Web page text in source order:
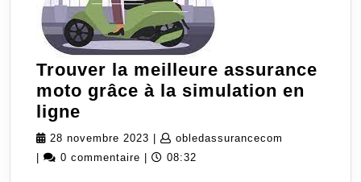
Trouver la meilleure assurance
moto grâce à la simulation en
ligne
la
meilleure
28 novembre 2023 28
novembre
obledassurancecom
0 commentaire 08:32